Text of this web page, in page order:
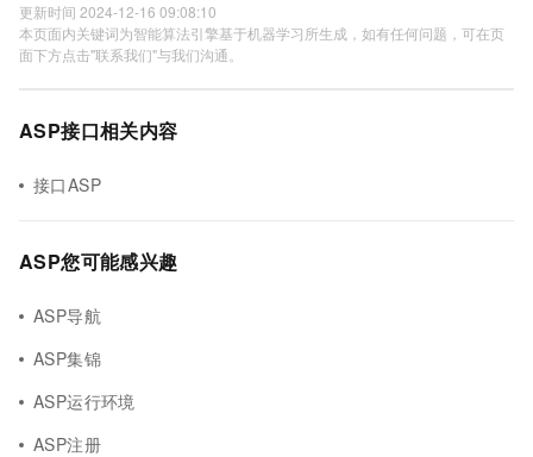
更新时间 2024-12-16 09:08:10
本页面内关键词为智能算法引擎基于机器学习所生成，如有任何问题，可在页
面下方点击"联系我们"与我们沟通。
ASP接口相关内容
接口ASP
ASP您可能感兴趣
ASP导航
ASP集锦
ASP运行环境
ASP注册